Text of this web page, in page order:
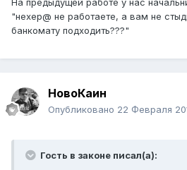
На предыдущей работе у нас
"нехер@ не работаете, а вам не
банкомату подходить???"
НовоКаин
Опубликовано 22 Февраля
Гость в законе писал(а):